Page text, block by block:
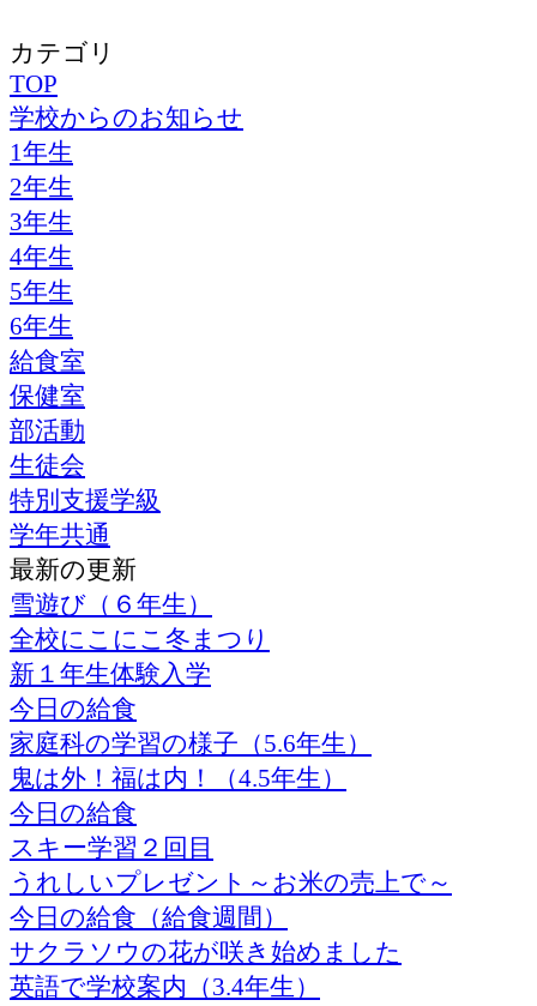
カテゴリ
TOP
学校からのお知らせ
1年生
2年生
3年生
4年生
5年生
6年生
給食室
保健室
部活動
生徒会
特別支援学級
学年共通
最新の更新
雪遊び（６年生）
全校にこにこ冬まつり
新１年生体験入学
今日の給食
家庭科の学習の様子（5.6年生）
鬼は外！福は内！（4.5年生）
今日の給食
スキー学習２回目
うれしいプレゼント～お米の売上で～
今日の給食（給食週間）
サクラソウの花が咲き始めました
英語で学校案内（3.4年生）